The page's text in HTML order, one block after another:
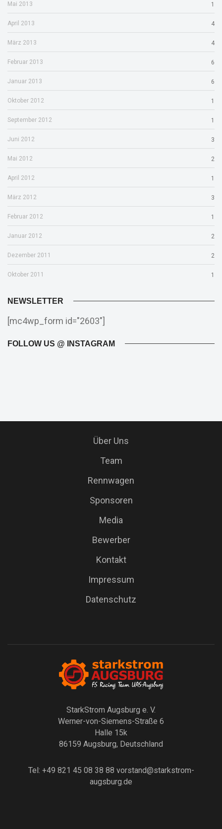
Mai 2013 1
April 2013 4
März 2013 4
Februar 2013 6
Januar 2013 6
Oktober 2012 1
September 2012 1
Juni 2012 3
Mai 2012 2
April 2012 1
März 2012 3
Februar 2012 1
Januar 2012 2
Dezember 2011 2
Oktober 2011 1
NEWSLETTER
[mc4wp_form id="2603"]
FOLLOW US @ INSTAGRAM
Über Uns
Team
Rennwagen
Sponsoren
Media
Bewerber
Kontakt
Impressum
Datenschutz
StarkStrom Augsburg e. V.
Werner-von-Siemens-Straße 6
Halle 15k
86159 Augsburg, Deutschland
Tel: +49 821 45 08 38 88 vorstand@starkstrom-
augsburg.de